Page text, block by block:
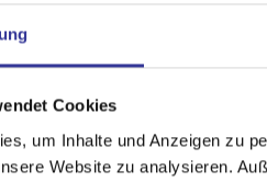
Cookies
um Inhalte und Anzeigen zu
Website zu analysieren.